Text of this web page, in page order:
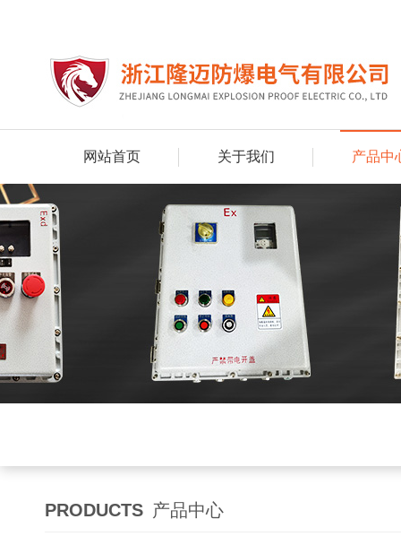
网站首页 关于我们 产品中
PRODUCTS 产品中心